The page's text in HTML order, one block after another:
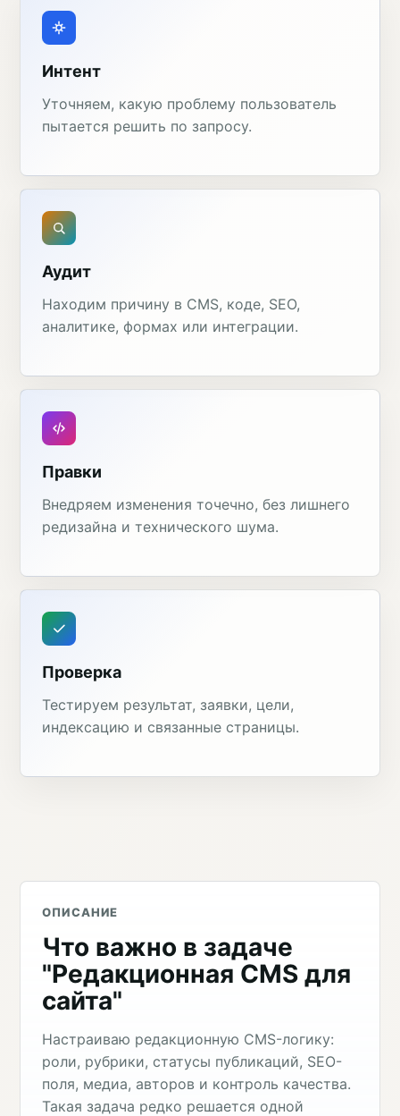
Интент
Уточняем, какую проблему пользователь
пытается решить по запросу.
Аудит
Находим причину в CMS, коде, SEO,
аналитике, формах или интеграции.
Правки
Внедряем изменения точечно, без лишнего
редизайна и технического шума.
Проверка
Тестируем результат, заявки, цели,
индексацию и связанные страницы.
ОПИСАНИЕ
Что важно в задаче
"Редакционная CMS для
сайта"
Настраиваю редакционную CMS-логику:
роли, рубрики, статусы публикаций, SEO-
поля, медиа, авторов и контроль качества.
Такая задача редко решается одной